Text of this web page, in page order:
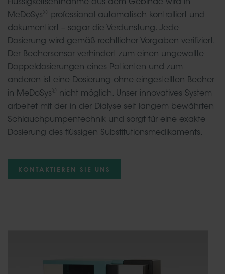
Flüssigkeitsentnahme aus dem Gebinde wird in
MeDoSys ® professional automatisch kontrolliert und
dokumentiert – sogar die Verdunstung. Jede
Dosierung wird gemäß rechtlicher Vorgaben verifiziert.
Der Bechersensor verhindert zum einen ungewollte
Doppeldosierungen eines Patienten und zum
anderen ist eine Dosierung ohne eingestellten Becher
in MeDoSys ® nicht möglich. Unser innovatives System
arbeitet mit der in der Dialyse seit langem bewährten
Schlauchpumpentechnik und sorgt für eine exakte
Dosierung des flüssigen Substitutionsmedikaments.
KONTAKTIEREN SIE UNS